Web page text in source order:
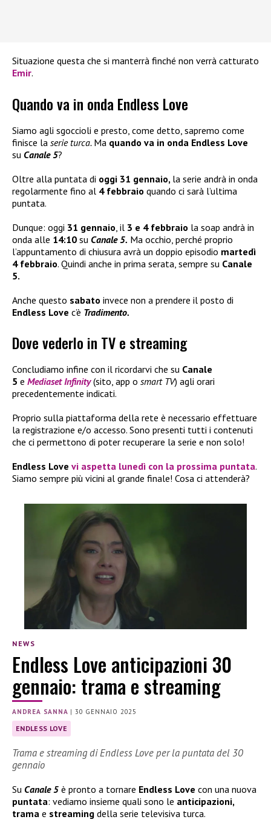
Situazione questa che si manterrà finché non verrà catturato
Emir.
Quando va in onda Endless Love
Siamo agli sgoccioli e presto, come detto, sapremo come
finisce la serie turca. Ma quando va in onda Endless Love
su Canale 5?
Oltre alla puntata di oggi 31 gennaio, la serie andrà in onda
regolarmente fino al 4 febbraio quando ci sarà l’ultima
puntata.
Dunque: oggi 31 gennaio , il 3 e 4 febbraio la soap andrà in
onda alle 14:10 su Canale 5. Ma occhio, perché proprio
l’appuntamento di chiusura avrà un doppio episodio martedì
4 febbraio. Quindi anche in prima serata, sempre su Canale
5.
Anche questo sabato invece non a prendere il posto di
Endless Love c’è Tradimento.
Dove vederlo in TV e streaming
Concludiamo infine con il ricordarvi che su Canale
5 e Mediaset Infinity(sito, app o smart TV) agli orari
precedentemente indicati.
Proprio sulla piattaforma della rete è necessario effettuare
la registrazione e/o accesso. Sono presenti tutti i contenuti
che ci permettono di poter recuperare la serie e non solo!
Endless Love vi aspetta lunedì con la prossima puntata.
Siamo sempre più vicini al grande finale! Cosa ci attenderà?
NEWS
Endless Love anticipazioni 30
gennaio: trama e streaming
ANDREA SANNA |30 GENNAIO 2025
ENDLESS LOVE
Trama e streaming di Endless Love per la puntata del 30
gennaio
Su Canale 5 è pronto a tornare Endless Love con una nuova
puntata: vediamo insieme quali sono le anticipazioni,
trama e streaming della serie televisiva turca.